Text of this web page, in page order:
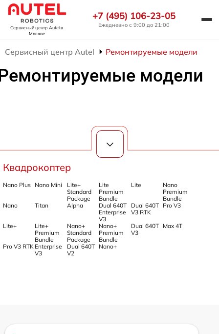
Сервисный центр Autelв
Москве
+7 (495) 106-23-05
Ежедневно с 9:00 до 21:00
Сервисный центр Autel Ремонтируемые модели
модели
Квадрокоптер
Nano Plus Nano Mini
Lite+
Standard
Package
Lite
Premium
Bundle
Lite
Nano
Premium
Bundle
Nano
Titan Alpha
Dual 640T
Enterprise
V3
Dual 640T
V3 RTK
Pro V3
Lite+
Lite+
Premium
Bundle
Nano+
Standard
Package
Nano+
Premium
Bundle
Dual 640T
V3
Max 4T
Pro V3 RTK Enterprise
V3
Dual 640T
V2
Nano+